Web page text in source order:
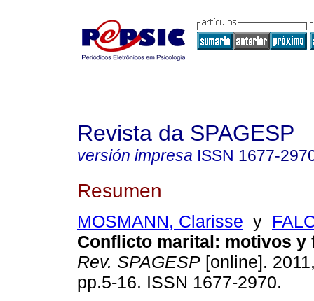
Revista da SPAGESP
versión impresa ISSN 1677-
Resumen
MOSMANN, Clarisse y
Conflicto marital: motivos y
Rev. SPAGESP [online].
pp.5-16. ISSN 1677-2970.